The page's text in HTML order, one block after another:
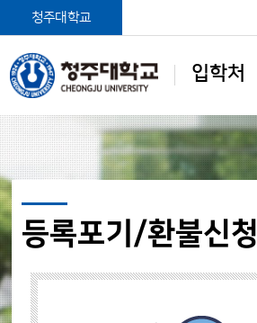
입학처
청주대학교
등록포기/환불신청